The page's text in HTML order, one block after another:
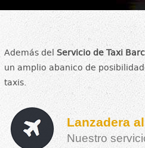
Además del Servicio de Taxi
un amplio abanico de
taxis.
Lanzadera
Nuestro